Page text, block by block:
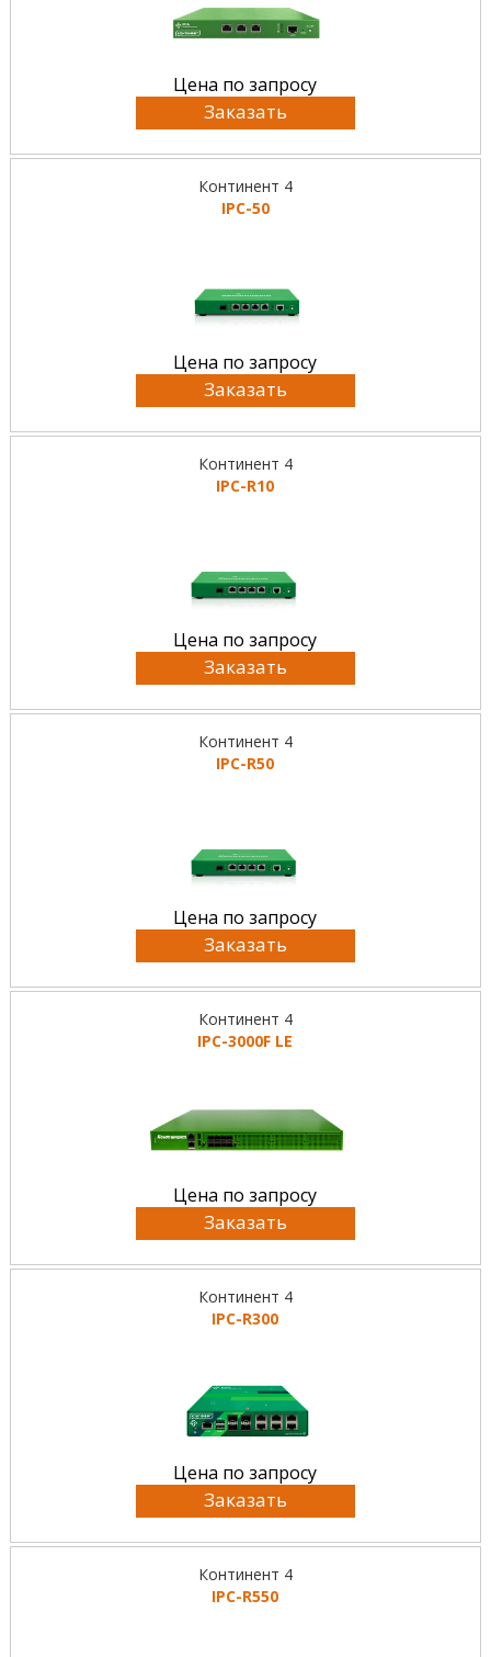
Цена по запросу
Заказать
Континент 4
IPC-50
Цена по запросу
Заказать
Континент 4
IPC-R10
Цена по запросу
Заказать
Континент 4
IPC-R50
Цена по запросу
Заказать
Континент 4
IPC-3000F LE
Цена по запросу
Заказать
Континент 4
IPC-R300
Цена по запросу
Заказать
Континент 4
IPC-R550